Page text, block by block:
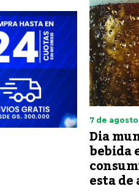
7 de
Dia
bebida
esta